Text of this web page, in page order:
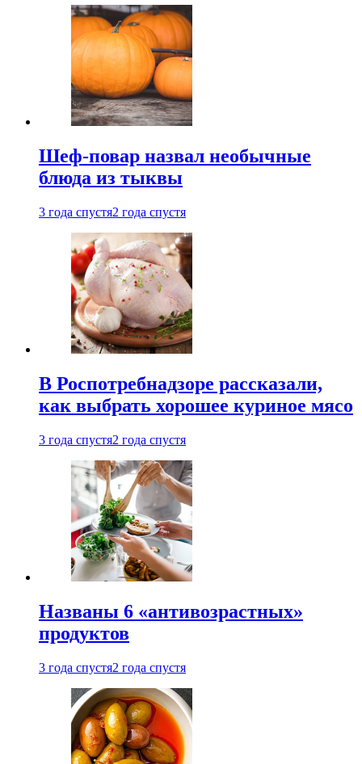
Шеф-повар назвал необычные
блюда из тыквы
3 года спустя2 года спустя
В Роспотребнадзоре рассказали,
как выбрать хорошее куриное мясо
3 года спустя2 года спустя
Названы 6 «антивозрастных»
продуктов
3 года спустя2 года спустя